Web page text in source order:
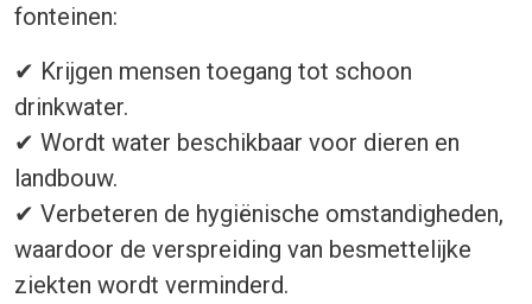
fonteinen:
✔ Krijgen mensen toegang tot schoon
drinkwater.
✔ Wordt water beschikbaar voor dieren en
landbouw.
✔ Verbeteren de hygiënische omstandigheden,
waardoor de verspreiding van besmettelijke
ziekten wordt verminderd.